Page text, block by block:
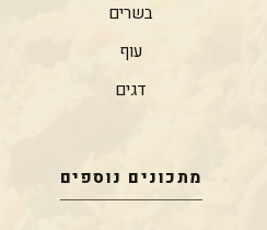
בשרים
עוף
דגים
מתכונים נוספים